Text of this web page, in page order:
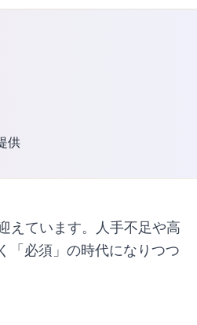
供
えています。人手不足や高
「必須」の時代になりつつ